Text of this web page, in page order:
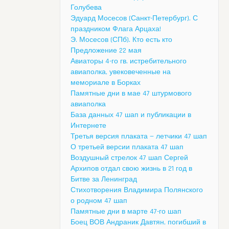
Голубева
Эдуард Мосесов (Санкт-Петербург). С
праздником Флага Арцаха!
Э. Мосесов (СПб). Кто есть кто
Предложение 22 мая
Авиаторы 4-го гв. истребительного
авиаполка, увековеченные на
мемориале в Борках
Памятные дни в мае 47 штурмового
авиаполка
База данных 47 шап и публикации в
Интернете
Третья версия плаката — летчики 47 шап
О третьей версии плаката 47 шап
Воздушный стрелок 47 шап Сергей
Архипов отдал свою жизнь в 21 год в
Битве за Ленинград
Стихотворения Владимира Полянского
о родном 47 шап
Памятные дни в марте 47-го шап
Боец ВОВ Андраник Давтян, погибший в